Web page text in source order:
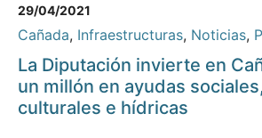
29/04/2021
Cañada, Infraestructuras, Noticias,
La Diputación invierte en
un millón en ayudas
culturales e hídricas